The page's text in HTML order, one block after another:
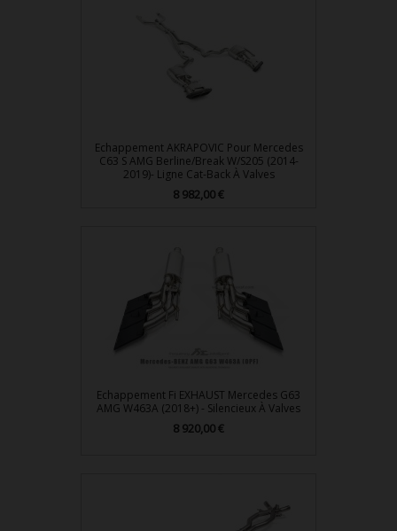
Echappement AKRAPOVIC Pour Mercedes
C63 S AMG Berline/Break W/S205 (2014-
2019)- Ligne Cat-Back À Valves
Prix
8 982,00 €
Echappement Fi EXHAUST Mercedes G63
AMG W463A (2018+) - Silencieux À Valves
Prix
8 920,00 €